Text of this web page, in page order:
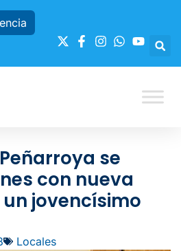
se
con nueva
jovencísimo
Locales